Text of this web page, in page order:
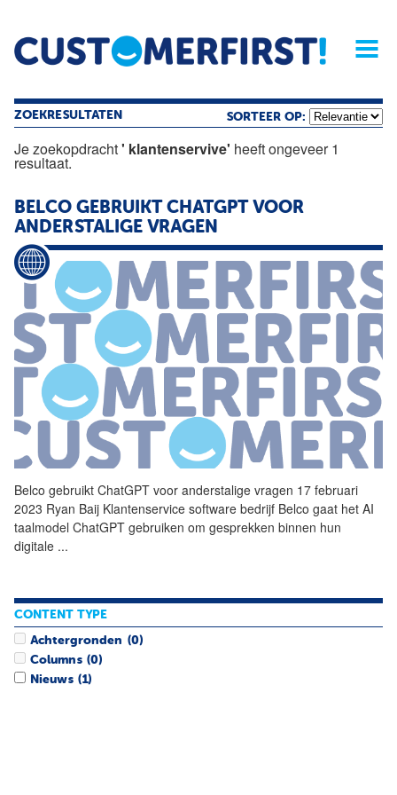
Home Opinie Archief
Magazine
ZOEKRESULTATEN SORTEER OP:
Je zoekopdracht' klantenservive' heeft ongeveer 1
resultaat.
BELCO GEBRUIKT CHATGPT VOOR
ANDERSTALIGE VRAGEN
Belco gebruikt ChatGPT voor anderstalige vragen 17 februari
2023 Ryan Baij Klantenservice software bedrijf Belco gaat het AI
taalmodel ChatGPT gebruiken om gesprekken binnen hun
digitale ...
CONTENT TYPE
Achtergronden (0)
Columns (0)
Nieuws (1)